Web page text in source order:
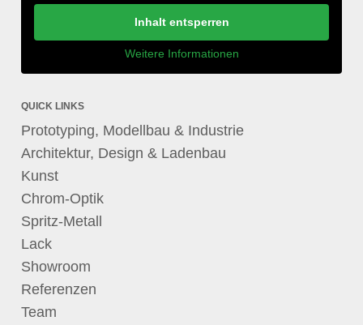
Inhalt entsperren
Weitere Informationen
QUICK LINKS
Prototyping, Modellbau & Industrie
Architektur, Design & Ladenbau
Kunst
Chrom-Optik
Spritz-Metall
Lack
Showroom
Referenzen
Team